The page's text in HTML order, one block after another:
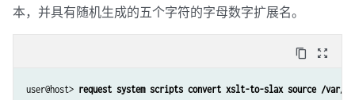
本，并具有随机生成的五个字符的字母数字扩展名。
content_copy zoom_out_map
user@host> request system scripts convert xslt-to-slax source /